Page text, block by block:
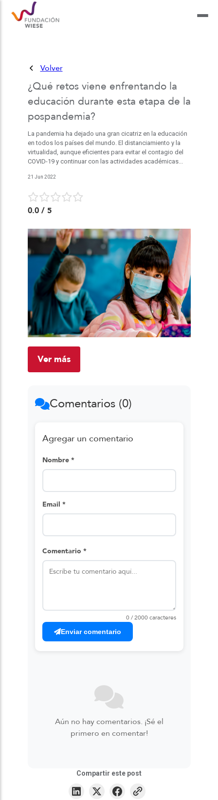
Volver
¿Qué retos viene enfrentando la
educación durante esta etapa de la
pospandemia?
La pandemia ha dejado una gran cicatriz en la educación
en todos los países del mundo. El distanciamiento y la
virtualidad, aunque eficientes para evitar el contagio del
COVID-19 y continuar con las actividades académicas...
21 Jun 2022
0.0/ 5
Ver más
Comentarios (0)
Agregar un comentario
Nombre *
Email *
Comentario *
0 / 2000 caracteres
Enviar comentario
Aún no hay comentarios. ¡Sé el
primero en comentar!
Compartir este post